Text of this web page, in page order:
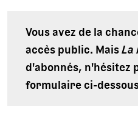
Vous avez de la
accès public. MaisLa
d'abonnés, n'hésitez
formulaire ci-